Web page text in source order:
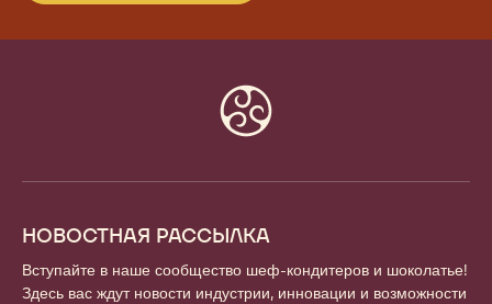
НОВОСТНАЯ РАССЫЛКА
Вступайте в наше сообщество шеф-кондитеров и шоколатье!
Здесь вас ждут новости индустрии, инновации и возможности